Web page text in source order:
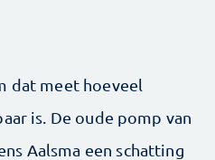
dat meet hoeveel
is. De oude pomp van
Aalsma een schatting